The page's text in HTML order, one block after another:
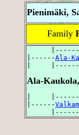
Pienimäki,
Family
|------Ala-
|
Ala-
|
|------